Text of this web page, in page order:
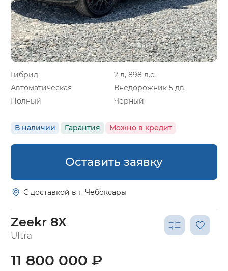
Гибрид
2 л, 898 л.с.
Автоматическая
Внедорожник 5 дв.
Полный
Черный
В наличии Гарантия Можно в кредит
Оставить заявку
С доставкой в г. Чебоксары
Zeekr 8X
Ultra
11 800 000 ₽